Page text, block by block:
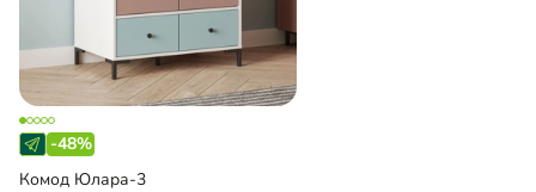
-48%
Комод Юлара-3